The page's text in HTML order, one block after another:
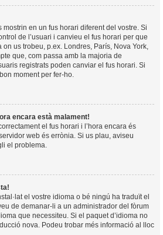
mostrin en un fus horari diferent del vostre. Si
de l’usuari i canvieu el fus horari per que
us trobeu, p.ex. Londres, París, Nova York,
que, com passa amb la majoria de
registrats poden canviar el fus horari. Si
moment per fer-ho.
encara està malament!
el fus horari i l’hora encara és
web és errònia. Si us plau, aviseu
el problema.
el vostre idioma o bé ningú ha traduït el
de demanar-li a un administrador del fòrum
que necessiteu. Si el paquet d’idioma no
nova. Podeu trobar més informació al lloc